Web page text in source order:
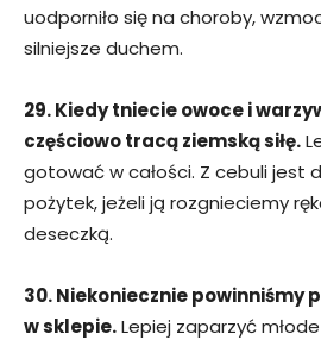
uodporniło się na choroby,
silniejsze duchem.
29. Kiedy tniecie owoce i
częściowo tracą ziemską siłę.
gotować w całości. Z cebuli jest
pożytek, jeżeli ją rozgnieciemy
deseczką.
30. Niekoniecznie powinniśmy
w sklepie.Lepiej zaparzyć